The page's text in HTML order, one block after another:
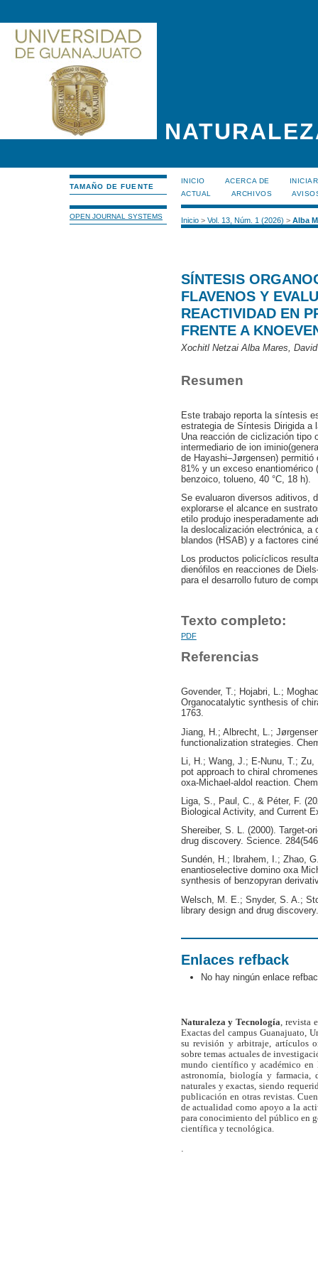
TAMAÑO DE FUENTE
OPEN JOURNAL SYSTEMS
INICIO ACERCA DE
ACTUAL
ARCHIVOS
Inicio> Vol. 13, Núm. 1 (2026) > Alba
SÍNTESIS
FLAVENOS Y
REACTIVIDAD EN
FRENTE A
Xochitl Netzai Alba Mares,
Resumen
Este trabajo reporta la síntesis
estrategia de Síntesis Dirigida a
Una reacción de ciclización tipo
intermediario de ion
de Hayashi–Jørgensen)
81% y un exceso enantiomérico
benzoico, tolueno, 40 °C, 18 h).
Se evaluaron diversos aditivos,
explorarse el alcance en
etilo produjo inesperadamente
la deslocalización electrónica,
blandos (HSAB) y a factores
Los productos policíclicos
dienófilos en reacciones de
para el desarrollo futuro de
Texto completo:
PDF
Referencias
Govender, T.; Hojabri, L.;
Organocatalytic synthesis of
1763.
Jiang, H.; Albrecht, L.;
functionalization strategies.
Li, H.; Wang, J.; E-Nunu, T.;
pot approach to chiral
oxa-Michael-aldol reaction.
Liga, S., Paul, C., & Péter, F.
Biological Activity, and Current
Shereiber, S. L. (2000). Target-
drug discovery. Science.
Sundén, H.; Ibrahem, I.; Zhao,
enantioselective domino oxa
synthesis of benzopyran
Welsch, M. E.; Snyder, S. A.;
library design and drug
Enlaces refback
No hay ningún enlace
Naturaleza y Tecnología, revista
Exactas del campus Guanajuato,
su revisión y arbitraje, artículos
sobre temas actuales de
mundo científico y académico en
astronomía, biología y farmacia,
naturales y exactas, siendo
publicación en otras revistas.
de actualidad como apoyo a la
para conocimiento del público en
científica y tecnológica.